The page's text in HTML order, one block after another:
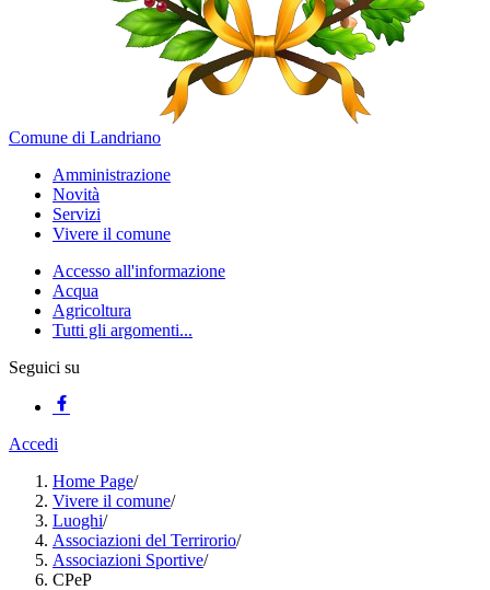
Comune di Landriano
Amministrazione
Novità
Servizi
Vivere il comune
Accesso all'informazione
Acqua
Agricoltura
Tutti gli argomenti...
Seguici su
Accedi
Home Page/
Vivere il comune/
Luoghi/
Associazioni del Terrirorio/
Associazioni Sportive/
CPeP